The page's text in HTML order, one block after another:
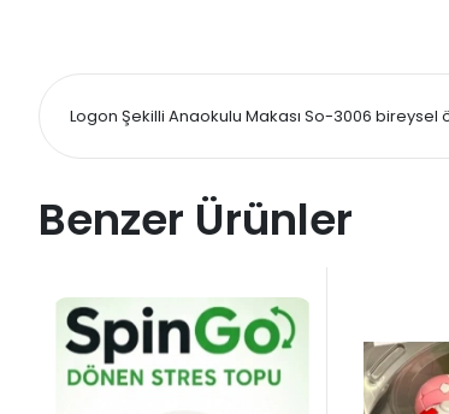
Logon Şekilli Anaokulu Makası So-3006
Benzer Ürünler